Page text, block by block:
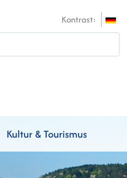
Kontrast:
Kultur & Tourismus